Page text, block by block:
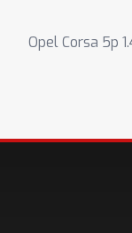
Opel Corsa 5p